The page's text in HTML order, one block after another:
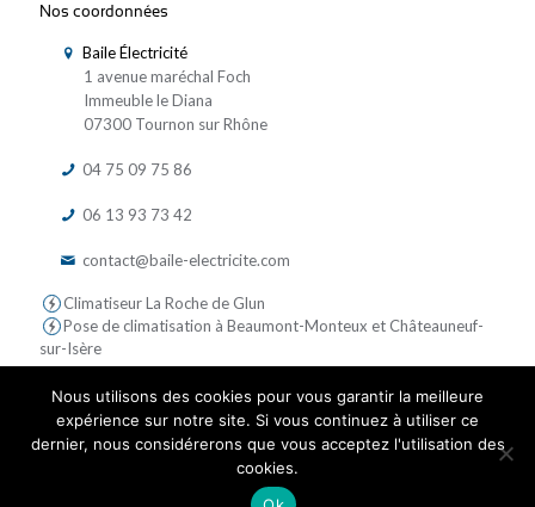
Nos coordonnées
Baile Électricité
1 avenue maréchal Foch
Immeuble le Diana
07300 Tournon sur Rhône
04 75 09 75 86
06 13 93 73 42
contact@baile-electricite.com
Climatiseur La Roche de Glun
Pose de climatisation à Beaumont-Monteux et Châteauneuf-
sur-Isère
© 2019 Baile Electricite - Tous droits réservés | Réalisé par
Nous utilisons des cookies pour vous garantir la meilleure
expérience sur notre site. Si vous continuez à utiliser ce
dernier, nous considérerons que vous acceptez l'utilisation des
cookies.